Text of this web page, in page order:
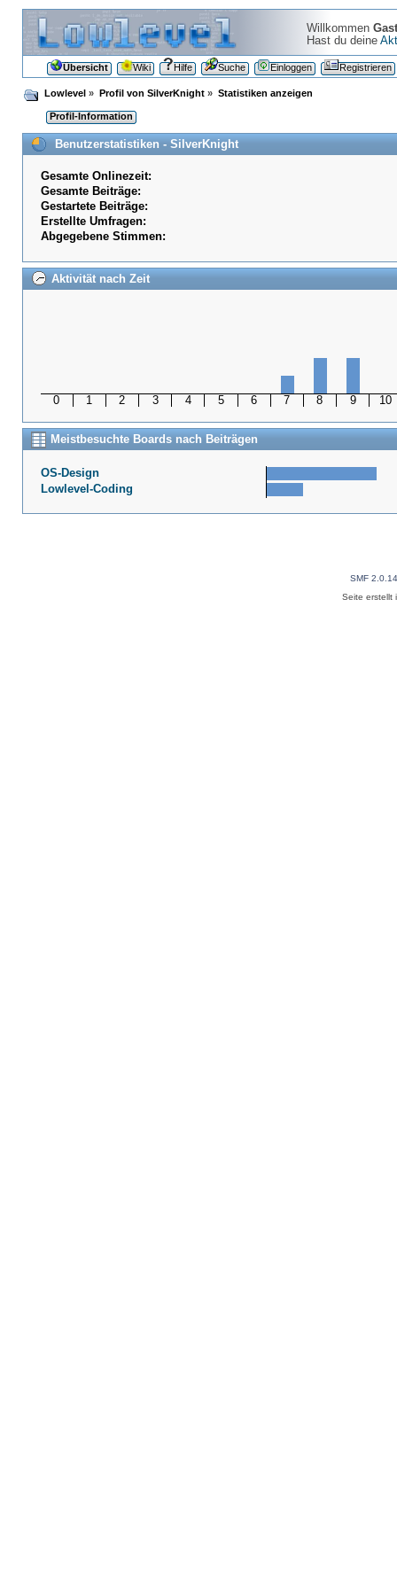
Willkommen Gast
Hast du deine
Übersicht Wiki Hilfe Suche Einloggen Registrieren
Lowlevel » Profil von SilverKnight» Statistiken anzeigen
Profil-Information
Benutzerstatistiken - SilverKnight
Gesamte Onlinezeit:
Gesamte Beiträge:
Gestartete Beiträge:
Erstellte Umfragen:
Abgegebene Stimmen:
Aktivität nach Zeit
0 1 2 3 4 5 6 7 8 9 10
Meistbesuchte Boards nach Beiträgen
OS-Design
Lowlevel-Coding
SMF 2.0.14
Seite erstellt